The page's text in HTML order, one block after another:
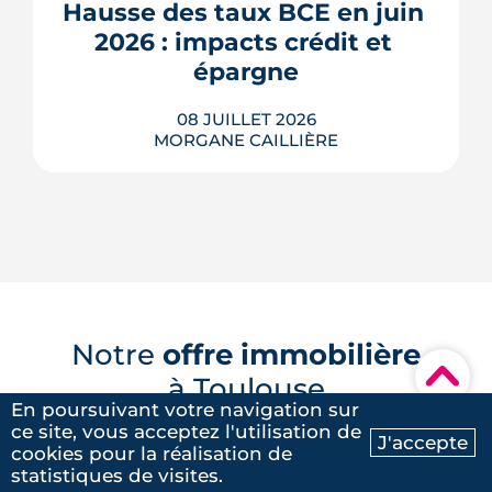
Ma recherche Contactez-nous
▾
journée d'été fortement ensoleillée.
Densité minérale, hauteur du bâti, v�...
LIRE L'ARTICLE
Hausse des taux BCE en juin
2026 : impacts crédit et
épargne
08 JUILLET 2026
MORGANE CAILLIÈRE
choc énergétique. L'effet sur les crédits
immobiliers reste limité à court terme,
les banques ayant anticipé la décision,
mais une ...
LIRE L'ARTICLE
Notre offre immobilière
à Toulouse
Programmes immobiliers en
En poursuivant votre navigation sur
ce site, vous acceptez l'utilisation de
cookies pour la réalisation de
statistiques de visites.
J'accepte